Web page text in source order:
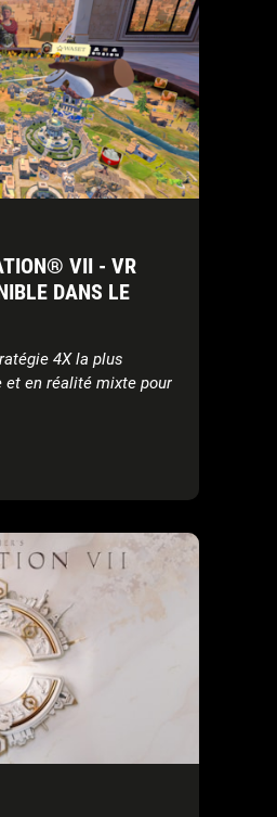
VII - VR
DANS LE
4X la plus
et en réalité mixte pour